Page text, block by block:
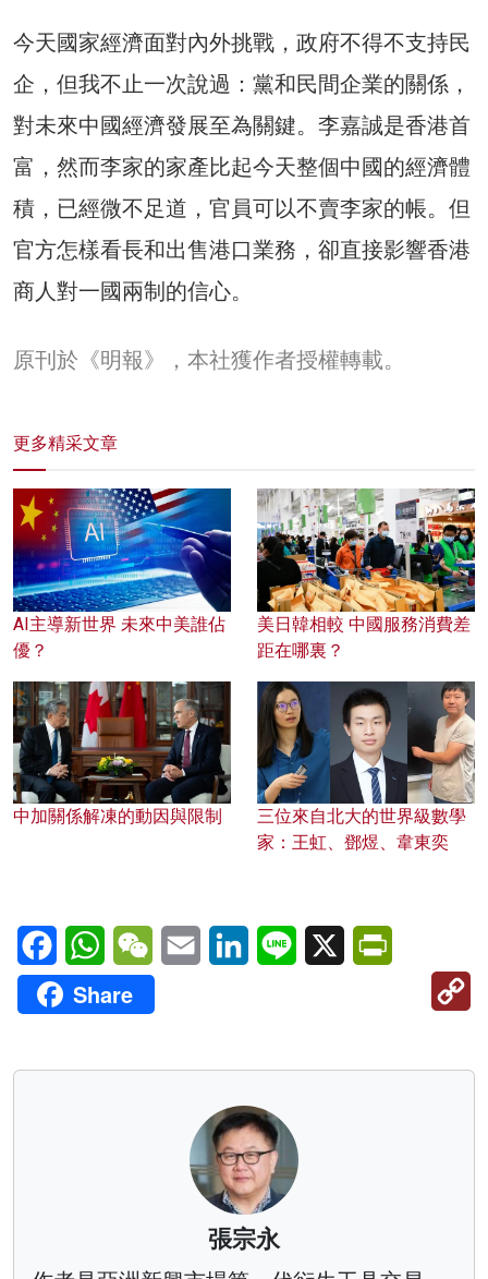
今天國家經濟面對內外挑戰，政府不得不支持民
企，但我不止一次說過：黨和民間企業的關係，
對未來中國經濟發展至為關鍵。李嘉誠是香港首
富，然而李家的家產比起今天整個中國的經濟體
積，已經微不足道，官員可以不賣李家的帳。但
官方怎樣看長和出售港口業務，卻直接影響香港
商人對一國兩制的信心。
原刊於《明報》，本社獲作者授權轉載。
更多精采文章
AI主導新世界 未來中美誰佔
優？
美日韓相較 中國服務消費差
距在哪裏？
中加關係解凍的動因與限制
三位來自北大的世界級數學
家：王虹、鄧煜、韋東奕
FacebookWhatsAppWeChatEmail LinkedInLine X
Share
張宗永